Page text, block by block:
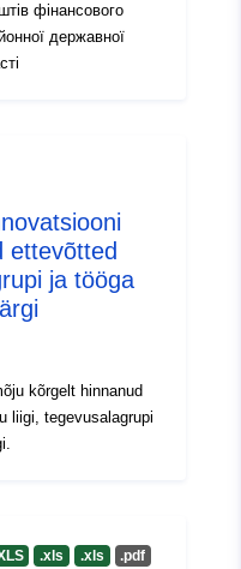
фінансового
державної
ettevõtted
ja tööga
kõrgelt hinnanud
liigi, tegevusalagrupi
.xls .xls
.pdf